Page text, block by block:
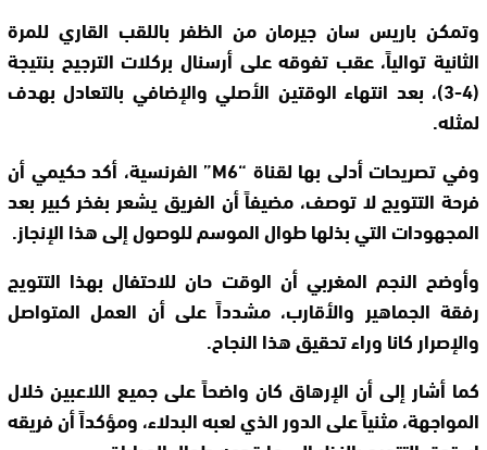
وتمكن باريس سان جيرمان من الظفر باللقب القاري للمرة
الثانية توالياً، عقب تفوقه على أرسنال بركلات الترجيح بنتيجة
(4-3)، بعد انتهاء الوقتين الأصلي والإضافي بالتعادل بهدف
لمثله.
وفي تصريحات أدلى بها لقناة “M6” الفرنسية، أكد حكيمي أن
فرحة التتويج لا توصف، مضيفاً أن الفريق يشعر بفخر كبير بعد
المجهودات التي بذلها طوال الموسم للوصول إلى هذا الإنجاز.
وأوضح النجم المغربي أن الوقت حان للاحتفال بهذا التتويج
رفقة الجماهير والأقارب، مشدداً على أن العمل المتواصل
والإصرار كانا وراء تحقيق هذا النجاح.
كما أشار إلى أن الإرهاق كان واضحاً على جميع اللاعبين خلال
المواجهة، مثنياً على الدور الذي لعبه البدلاء، ومؤكداً أن فريقه